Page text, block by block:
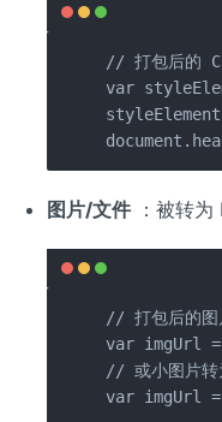
// 打包后的
var
图片/文件：被转为
// 打包后的图
var imgUrl
// 或小图片转
var imgUrl =